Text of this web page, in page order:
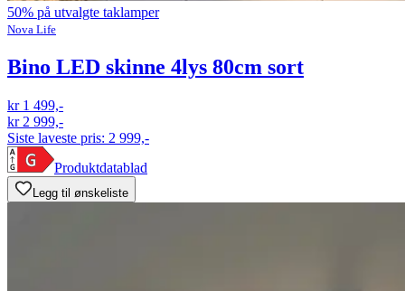
50% på utvalgte taklamper
Nova Life
Bino LED skinne 4lys 80cm sort
kr 1 499,-
kr 2 999,-
Siste laveste pris: 2 999,-
Produktdatablad
Legg til ønskeliste